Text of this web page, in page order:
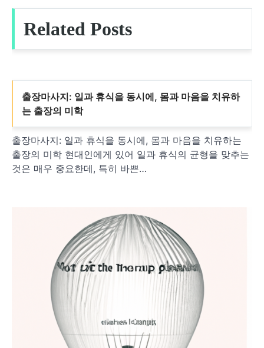
색
Related Posts
출장마사지: 일과 휴식을 동시에, 몸과 마음을 치유하
는 출장의 미학
출장마사지: 일과 휴식을 동시에, 몸과 마음을 치유하는
출장의 미학 현대인에게 있어 일과 휴식의 균형을 맞추는
것은 매우 중요한데, 특히 바쁜…